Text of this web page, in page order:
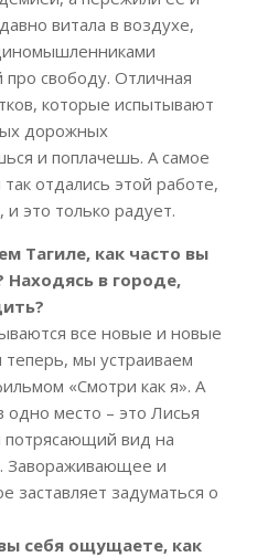
витала в воздухе,
свободу. Отличная
которые испытывают
дорожных
и поплачешь. А самое
отдались этой работе,
это только радует.
Тагиле, как часто вы
Находясь в городе,
все новые и новые
теперь, мы устраиваем
«Смотри как я». А
одно место – это Лисья
потрясающий вид на
Завораживающее и
задуматься о
себя ощущаете, как